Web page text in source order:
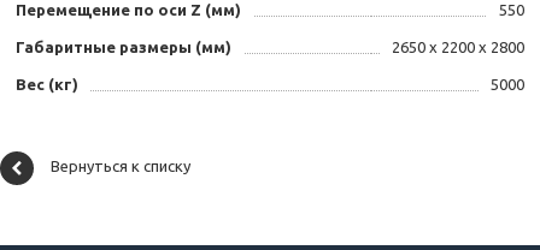
Перемещение по оси Z (мм) 550
Габаритные размеры (мм) 2650 х 2200 х 2800
Вес (кг) 5000
Вернуться к списку